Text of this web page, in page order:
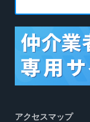
アクセスマップ